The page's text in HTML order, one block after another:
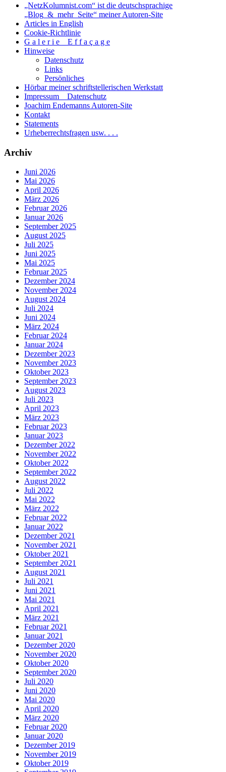
„NetzKolumnist.com“ ist die deutschsprachige
„Blog_&_mehr_Seite“ meiner Autoren-Site
Articles in English
Cookie-Richtlinie
G a l e r i e _ E f f a ç a g e
Hinweise
Datenschutz
Links
Persönliches
Hörbar meiner schriftstellerischen Werkstatt
Impressum _ Datenschutz
Joachim Endemanns Autoren-Site
Kontakt
Statements
Urheberrechtsfragen usw. . . .
Archiv
Juni 2026
Mai 2026
April 2026
März 2026
Februar 2026
Januar 2026
September 2025
August 2025
Juli 2025
Juni 2025
Mai 2025
Februar 2025
Dezember 2024
November 2024
August 2024
Juli 2024
Juni 2024
März 2024
Februar 2024
Januar 2024
Dezember 2023
November 2023
Oktober 2023
September 2023
August 2023
Juli 2023
April 2023
März 2023
Februar 2023
Januar 2023
Dezember 2022
November 2022
Oktober 2022
September 2022
August 2022
Juli 2022
Mai 2022
März 2022
Februar 2022
Januar 2022
Dezember 2021
November 2021
Oktober 2021
September 2021
August 2021
Juli 2021
Juni 2021
Mai 2021
April 2021
März 2021
Februar 2021
Januar 2021
Dezember 2020
November 2020
Oktober 2020
September 2020
Juli 2020
Juni 2020
Mai 2020
April 2020
März 2020
Februar 2020
Januar 2020
Dezember 2019
November 2019
Oktober 2019